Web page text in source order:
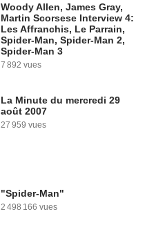
Woody Allen, James Gray,
Martin Scorsese Interview 4:
Les Affranchis, Le Parrain,
Spider-Man, Spider-Man 2,
Spider-Man 3
7 892 vues
La Minute du mercredi 29
août 2007
27 959 vues
"Spider-Man"
2 498 166 vues